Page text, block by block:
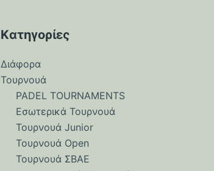
Kατηγορίες
Διάφορα
Τουρνουά
PADEL TOURNAMENTS
Εσωτερικά Τουρνουά
Τουρνουά Junior
Τουρνουά Open
Τουρνουά ΣΒΑΕ